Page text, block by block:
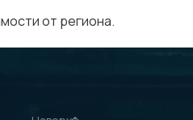
от региона.